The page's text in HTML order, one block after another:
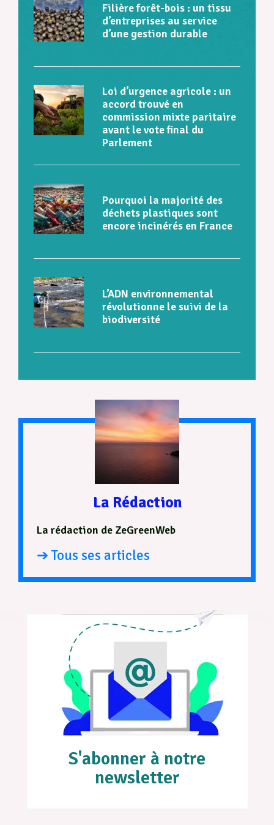
Filière forêt-bois : un tissu
d’entreprises au service
d’une gestion durable
Loi d’urgence agricole : un
accord trouvé en
commission mixte paritaire
avant le vote final du
Parlement
Pourquoi la majorité des
déchets plastiques sont
encore incinérés en France
L’ADN environnemental
révolutionne le suivi de la
biodiversité
La Rédaction
La rédaction de ZeGreenWeb
➔ Tous ses articles
S'abonner à notre
newsletter